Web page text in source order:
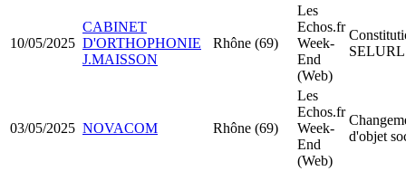
10/05/2025
CABINET
D'ORTHOPHONIE
J.MAISSON
Rhône (69)
Les
Echos.fr
Week-
End
(Web)
SELURL
03/05/2025 NOVACOM Rhône (69)
Les
Echos.fr
Week-
End
(Web)
d'objet